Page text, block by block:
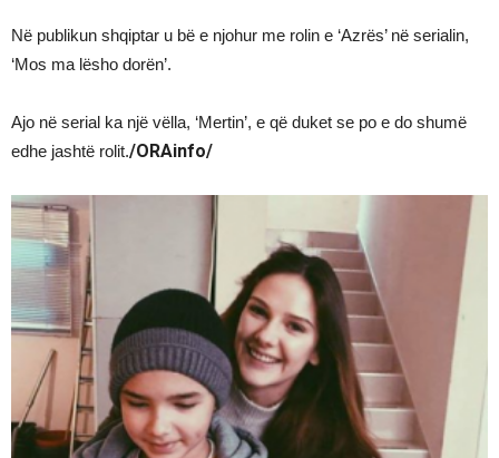
Në publikun shqiptar u bë e njohur me rolin e ‘Azrës’ në serialin,
‘Mos ma lësho dorën’.
Ajo në serial ka një vëlla, ‘Mertin’, e që duket se po e do shumë
edhe jashtë rolit./ORAinfo/